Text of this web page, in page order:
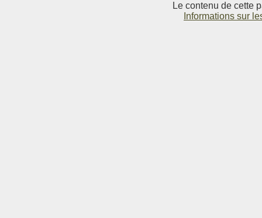
Le contenu de cette
Informations sur